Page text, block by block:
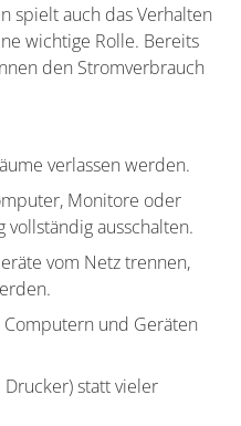
spielt auch das Verhalten
wichtige Rolle. Bereits
den Stromverbrauch
verlassen werden.
Monitore oder
ausschalten.
vom Netz trennen,
und Geräten
Drucker) statt vieler